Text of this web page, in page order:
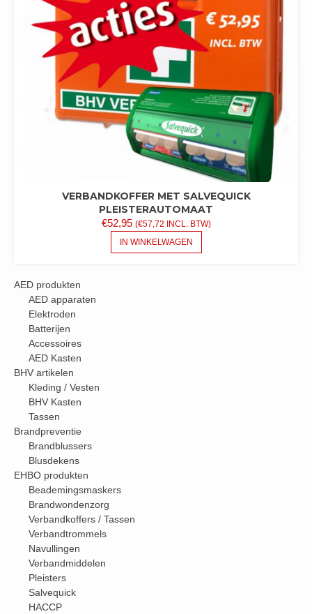
WORDEN
OP
DE
VERBANDKOFFER MET SALVEQUICK
PLEISTERAUTOMAAT
€52,95 (€57,72 INCL. BTW)
IN WINKELWAGEN
AED produkten
AED apparaten
Elektroden
Batterijen
Accessoires
AED Kasten
BHV artikelen
Kleding / Vesten
BHV Kasten
Tassen
Brandpreventie
Brandblussers
Blusdekens
EHBO produkten
Beademingsmaskers
Brandwondenzorg
Verbandkoffers / Tassen
Verbandtrommels
Navullingen
Verbandmiddelen
Pleisters
Salvequick
HACCP